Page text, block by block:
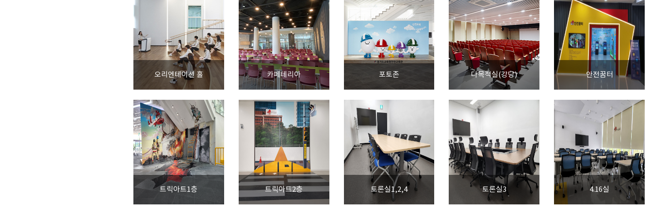
오리엔테이션 홀 카페테리아 포토존 다목적실(강당) 안전꿈터
트릭아트1층 트릭아트2층 토론실1,2,4 토론실3 4.16실